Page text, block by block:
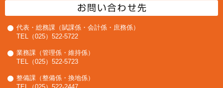
代表・総務課（賦課係・会計係・庶務係）
TEL（025）522-5722
業務課（管理係・維持係）
TEL（025）522-5723
整備課（整備係・換地係）